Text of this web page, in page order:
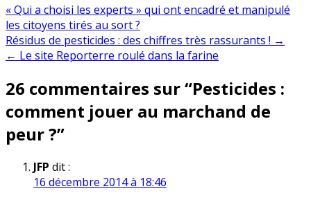
« Qui a choisi les experts » qui ont encadré et manipulé
les citoyens tirés au sort ?
Navigation
de
l’article
Résidus de pesticides : des chiffres très rassurants ! →
← Le site Reporterre roulé dans la farine
26 commentaires sur “Pesticides :
comment jouer au marchand de
peur ?”
JFP dit :
16 décembre 2014 à 18:46